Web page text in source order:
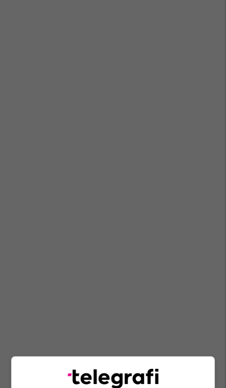
Aqarevë Pdk Zgjedhjet 2026